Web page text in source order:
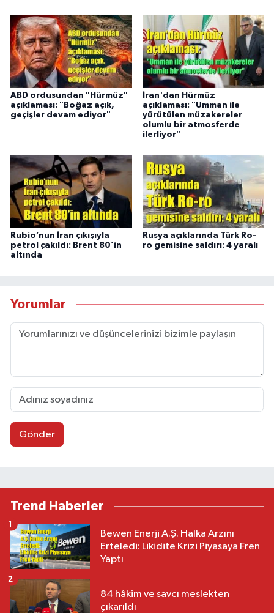
ABD ordusundan "Hürmüz"
açıklaması: "Boğaz açık,
geçişler devam ediyor"
İran'dan Hürmüz
açıklaması: "Umman ile
yürütülen müzakereler
olumlu bir atmosferde
ilerliyor"
Rubio’nun İran çıkışıyla
petrol çakıldı: Brent 80’in
altında
Rusya açıklarında Türk Ro-
ro gemisine saldırı: 4 yaralı
Yorumlar
Gönder
Trend Haberler
Bewen Enerji A.Ş. Halka Arzını
Erteledi: Likidite Krizi Piyasaya Fren
Yaptı
1
84 hâkim ve savcı meslekten
çıkarıldı
2